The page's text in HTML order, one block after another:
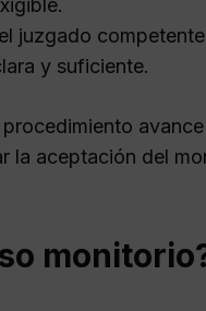
juzgado
y suficiente.
la aceptación del